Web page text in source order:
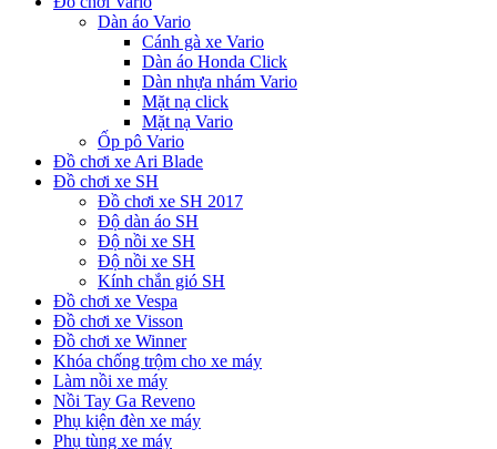
Dàn áo Vario
Cánh gà xe Vario
Dàn áo Honda Click
Dàn nhựa nhám Vario
Mặt nạ click
Mặt nạ Vario
Ốp pô Vario
Đồ chơi xe Ari Blade
Đồ chơi xe SH
Đồ chơi xe SH 2017
Độ dàn áo SH
Độ nồi xe SH
Độ nồi xe SH
Kính chắn gió SH
Đồ chơi xe Vespa
Đồ chơi xe Visson
Đồ chơi xe Winner
Khóa chống trộm cho xe máy
Làm nồi xe máy
Nồi Tay Ga Reveno
Phụ kiện đèn xe máy
Phụ tùng xe máy